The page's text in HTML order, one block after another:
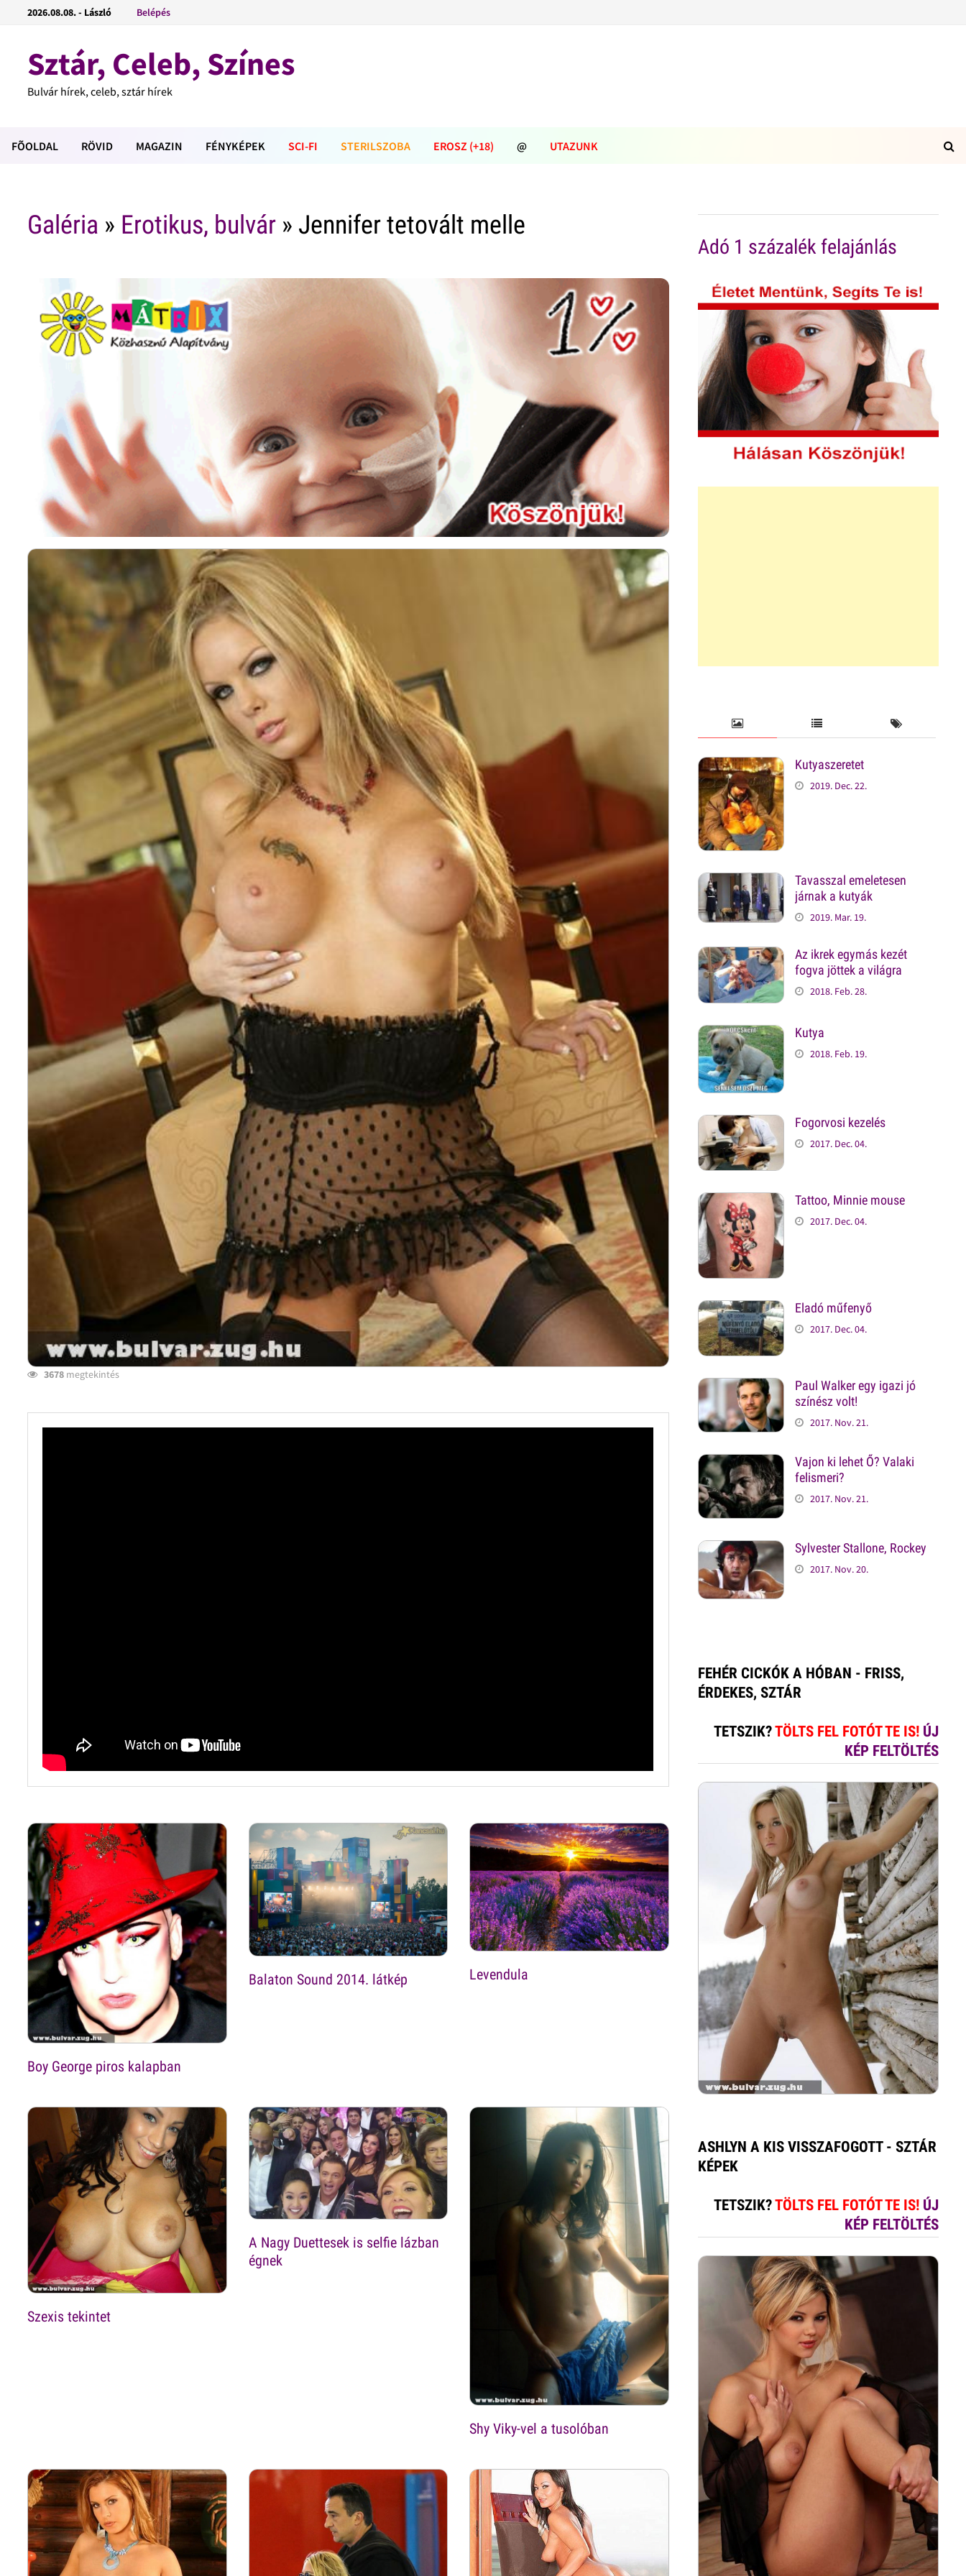
2026.08.08. - László Belépés
Sztár, Celeb, Színes
Bulvár hírek, celeb, sztár hírek
FÕOLDAL RÖVID MAGAZIN FÉNYKÉPEK SCI-FI STERILSZOBA EROSZ (+18) @ UTAZUNK
Galéria » Erotikus, bulvár » Jennifer tetovált melle
3678 megtekintés
Boy George piros kalapban
Balaton Sound 2014. látkép Levendula
Szexis tekintet
A Nagy Duettesek is selfie lázban
égnek
Shy Viky-vel a tusolóban
Adó 1 százalék felajánlás
Kutyaszeretet
2019. Dec. 22.
Tavasszal emeletesen
járnak a kutyák
2019. Mar. 19.
Az ikrek egymás kezét
fogva jöttek a világra
2018. Feb. 28.
Kutya
2018. Feb. 19.
Fogorvosi kezelés
2017. Dec. 04.
Tattoo, Minnie mouse
2017. Dec. 04.
Eladó műfenyő
2017. Dec. 04.
Paul Walker egy igazi jó
színész volt!
2017. Nov. 21.
Vajon ki lehet Ő? Valaki
felismeri?
2017. Nov. 21.
Sylvester Stallone, Rockey
2017. Nov. 20.
FEHÉR CICKÓK A HÓBAN - FRISS,
ÉRDEKES, SZTÁR
TETSZIK?TÖLTS FEL FOTÓT TE IS! ÚJ
KÉP FELTÖLTÉS
ASHLYN A KIS VISSZAFOGOTT - SZTÁR
KÉPEK
TETSZIK?TÖLTS FEL FOTÓT TE IS! ÚJ
KÉP FELTÖLTÉS